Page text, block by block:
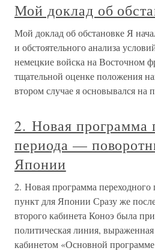
Мой доклад об
Мой доклад об обстановке Я
и обстоятельного анализа
немецкие войска на Восточном
тщательной оценке положения
втором случае я основывался
2. Новая программа
периода —
Японии
2. Новая программа
пункт для Японии Сразу же
второго кабинета Коноэ была
политическая линия,
кабинетом «Основной